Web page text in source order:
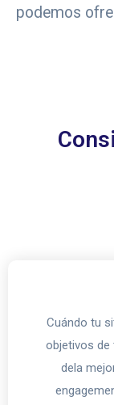
podemos
Cuándo tu
objetivos de
dela